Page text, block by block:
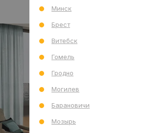
коллекция Sylvan
Минск
Брест
Витебск
Гомель
Гродно
Могилев
Барановичи
Мозырь